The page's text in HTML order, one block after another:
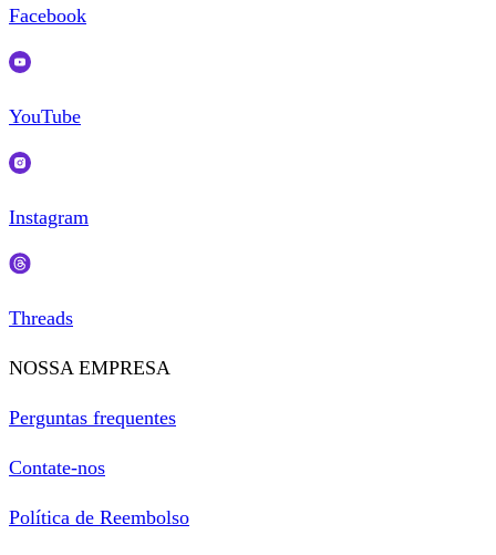
Facebook
YouTube
Instagram
Threads
NOSSA EMPRESA
Perguntas frequentes
Contate-nos
Política de Reembolso